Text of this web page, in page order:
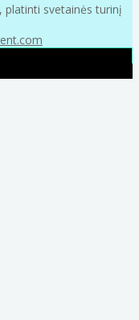
svetainės turinį